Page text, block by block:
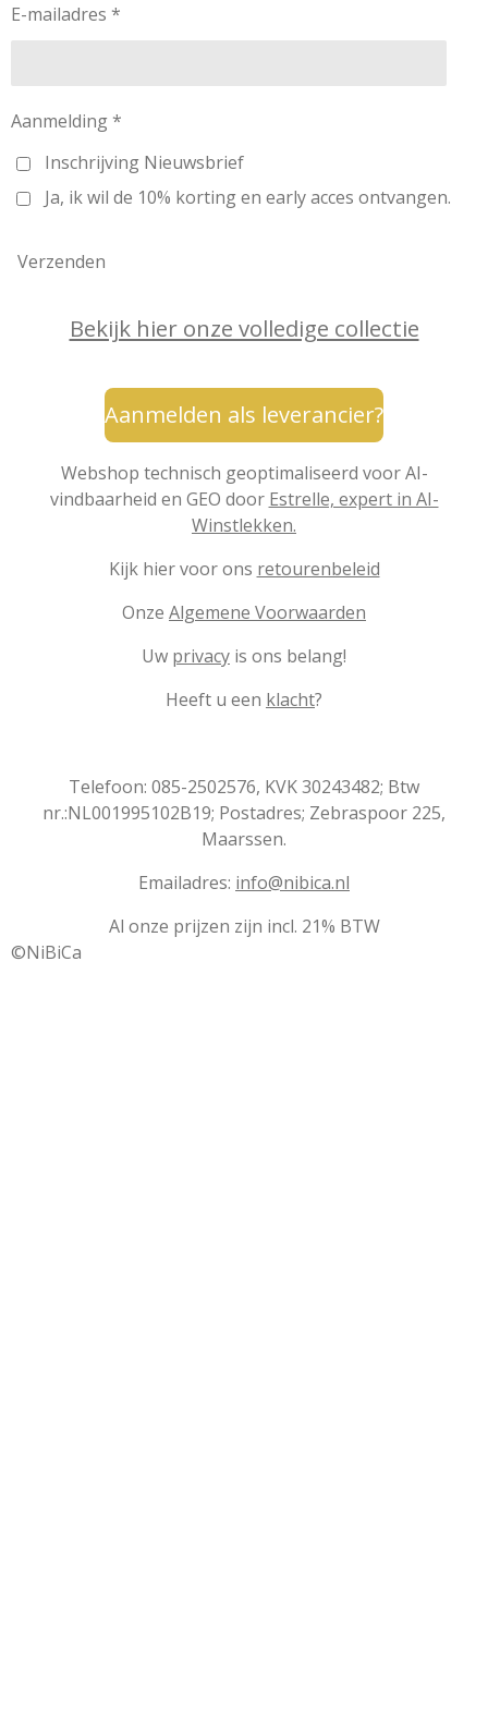
E-mailadres *
Aanmelding *
Inschrijving Nieuwsbrief
Ja, ik wil de 10% korting en early acces ontvangen.
Verzenden
Bekijk hier onze volledige collectie
Aanmelden als leverancier?
Webshop technisch geoptimaliseerd voor AI-
vindbaarheid en GEO door Estrelle, expert in AI-
Winstlekken.
Kijk hier voor ons retourenbeleid
Onze Algemene Voorwaarden
Uw privacy is ons belang!
Heeft u een klacht?
Telefoon: 085-2502576, KVK 30243482; Btw
nr.:NL001995102B19; Postadres; Zebraspoor 225,
Maarssen.
Emailadres: info@nibica.nl
Al onze prijzen zijn incl. 21% BTW
©NiBiCa